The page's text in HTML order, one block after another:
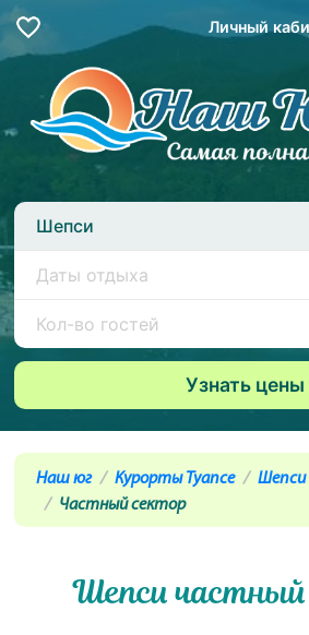
Личный
Шепси
Наш юг Курорты Туапсе
Шепси
Частный сектор
Шепси